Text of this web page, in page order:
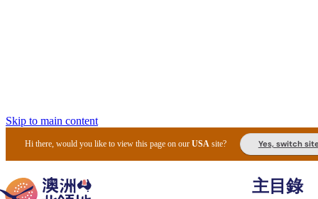
Skip to main content
Hi there, would you like to view this page on ourUSA site? Yes, switch
主目錄